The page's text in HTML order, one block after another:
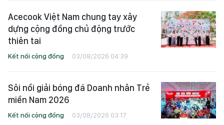
Acecook Việt Nam chung tay xây
dựng cộng đồng chủ động trước
thiên tai
Kết nối cộng đồng 03/08/2026 04:39
Sôi nổi giải bóng đá Doanh nhân Trẻ
miền Nam 2026
Kết nối cộng đồng 03/08/2026 03:17